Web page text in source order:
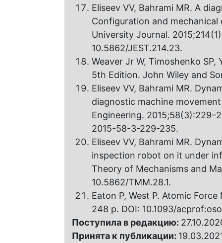
Eliseev VV, Bahrami MR. A
Configuration and mechanical
University Journal.
10.5862/JEST.214.23.
Weaver Jr W, Timoshenko
5th Edition. John Wiley and
Eliseev VV, Bahrami MR.
diagnostic machine
Engineering.
2015-58-3-229-235.
Eliseev VV, Bahrami MR.
inspection robot on it under
Theory of Mechanisms and
10.5862/TMM.28.1.
Eaton P, West P. Atomic
248 p. DOI: 10.1093/
Поступила в редакцию:
Принята к публикации: